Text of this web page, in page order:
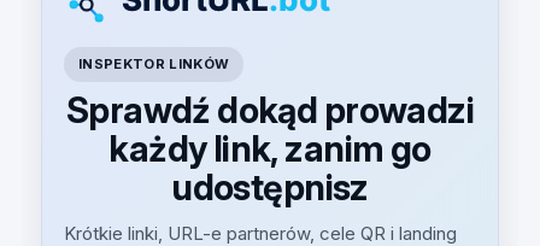
INSPEKTOR LINKÓW
Sprawdź dokąd prowadzi
każdy link, zanim go
udostępnisz
Krótkie linki, URL-e partnerów, cele QR i landing